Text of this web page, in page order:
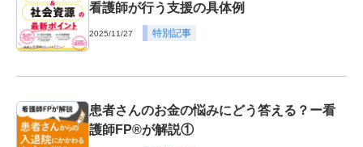
看護師が行う支援の具体例
2025/11/27 特別記事
患者さんのお金の悩みにどう答える？ー看
護師FP®が解説①